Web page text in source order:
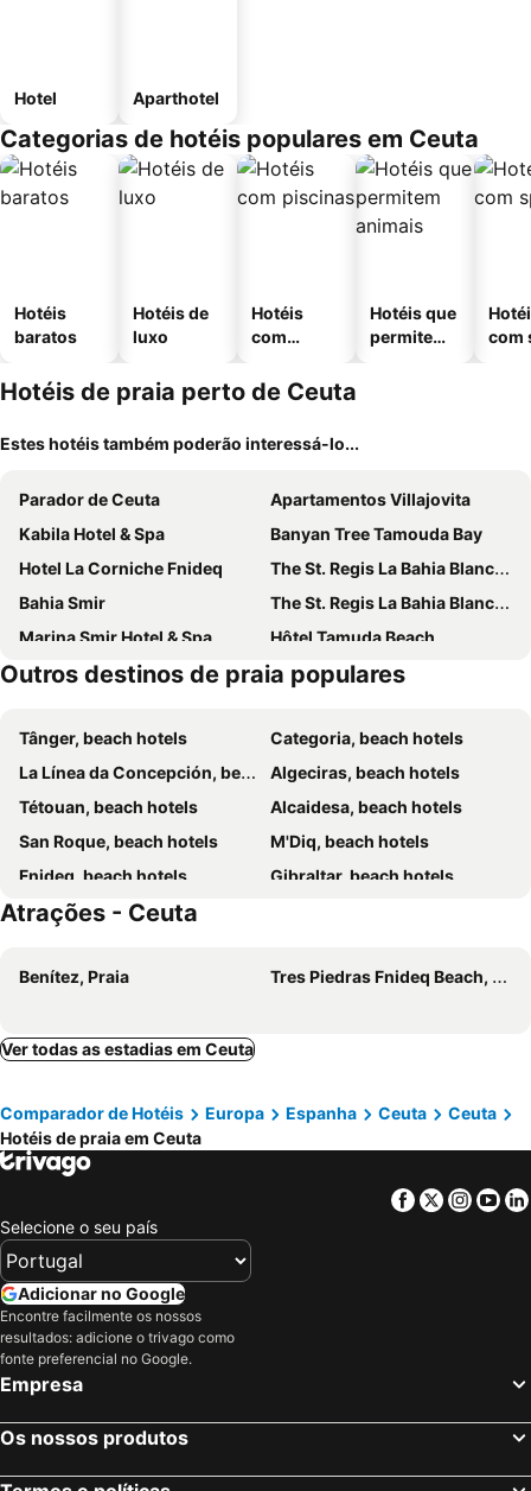
Hotel Aparthotel
Categorias de hotéis populares em Ceuta
Hotéis
baratos
Hotéis de
luxo
Hotéis
com
Hotéis que
permitem
com
Hotéis de praia perto de Ceuta
Estes hotéis também poderão interessá-lo...
Parador de Ceuta
Apartamentos Villajovita
Kabila Hotel & Spa
Banyan Tree Tamouda Bay
Hotel La Corniche Fnideq
The St. Regis La Bahia Blanca Resort, Tamuda Bay
Bahia Smir
The St. Regis La Bahia Blanca Resort, Tamuda Bay
Marina Smir Hotel & Spa
Hôtel Tamuda Beach
Alcudia Smir Complex
Jawhara Smir Marina Smir
Outros destinos de praia populares
Tânger, beach hotels
Categoria, beach hotels
La Línea da Concepción, beach hotels
Algeciras, beach hotels
Tétouan, beach hotels
Alcaidesa, beach hotels
San Roque, beach hotels
M'Diq, beach hotels
Fnideq, beach hotels
Gibraltar, beach hotels
Atrações - Ceuta
Benítez, Praia Tres Piedras Fnideq Beach, Praia
Ver todas as estadias em Ceuta
Comparador de Hotéis Europa Espanha Ceuta
Ceuta
Hotéis de praia em Ceuta
Facebook
Twitter
Selecione o seu país
Adicionar no Google
Encontre facilmente os nossos
resultados: adicione o trivago como
fonte preferencial no Google.
Empresa
Os nossos produtos